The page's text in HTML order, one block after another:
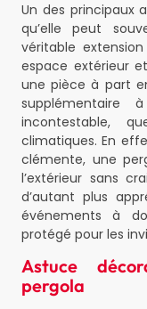
Un des principaux
qu’elle peut
véritable
espace extérieur
une pièce à part
incontestable,
climatiques. En
clémente, une
l’extérieur sans
d’autant plus
événements à
protégé pour les
Astuce
pergola